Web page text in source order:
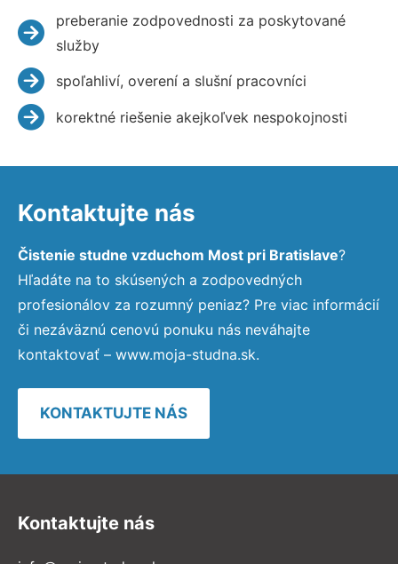
preberanie zodpovednosti za poskytované
služby
spoľahliví, overení a slušní pracovníci
korektné riešenie akejkoľvek nespokojnosti
Kontaktujte nás
Čistenie studne vzduchom Most pri Bratislave?
Hľadáte na to skúsených a zodpovedných
profesionálov za rozumný peniaz? Pre viac informácií
či nezáväznú cenovú ponuku nás neváhajte
kontaktovať – www.moja-studna.sk.
KONTAKTUJTE NÁS
Kontaktujte nás